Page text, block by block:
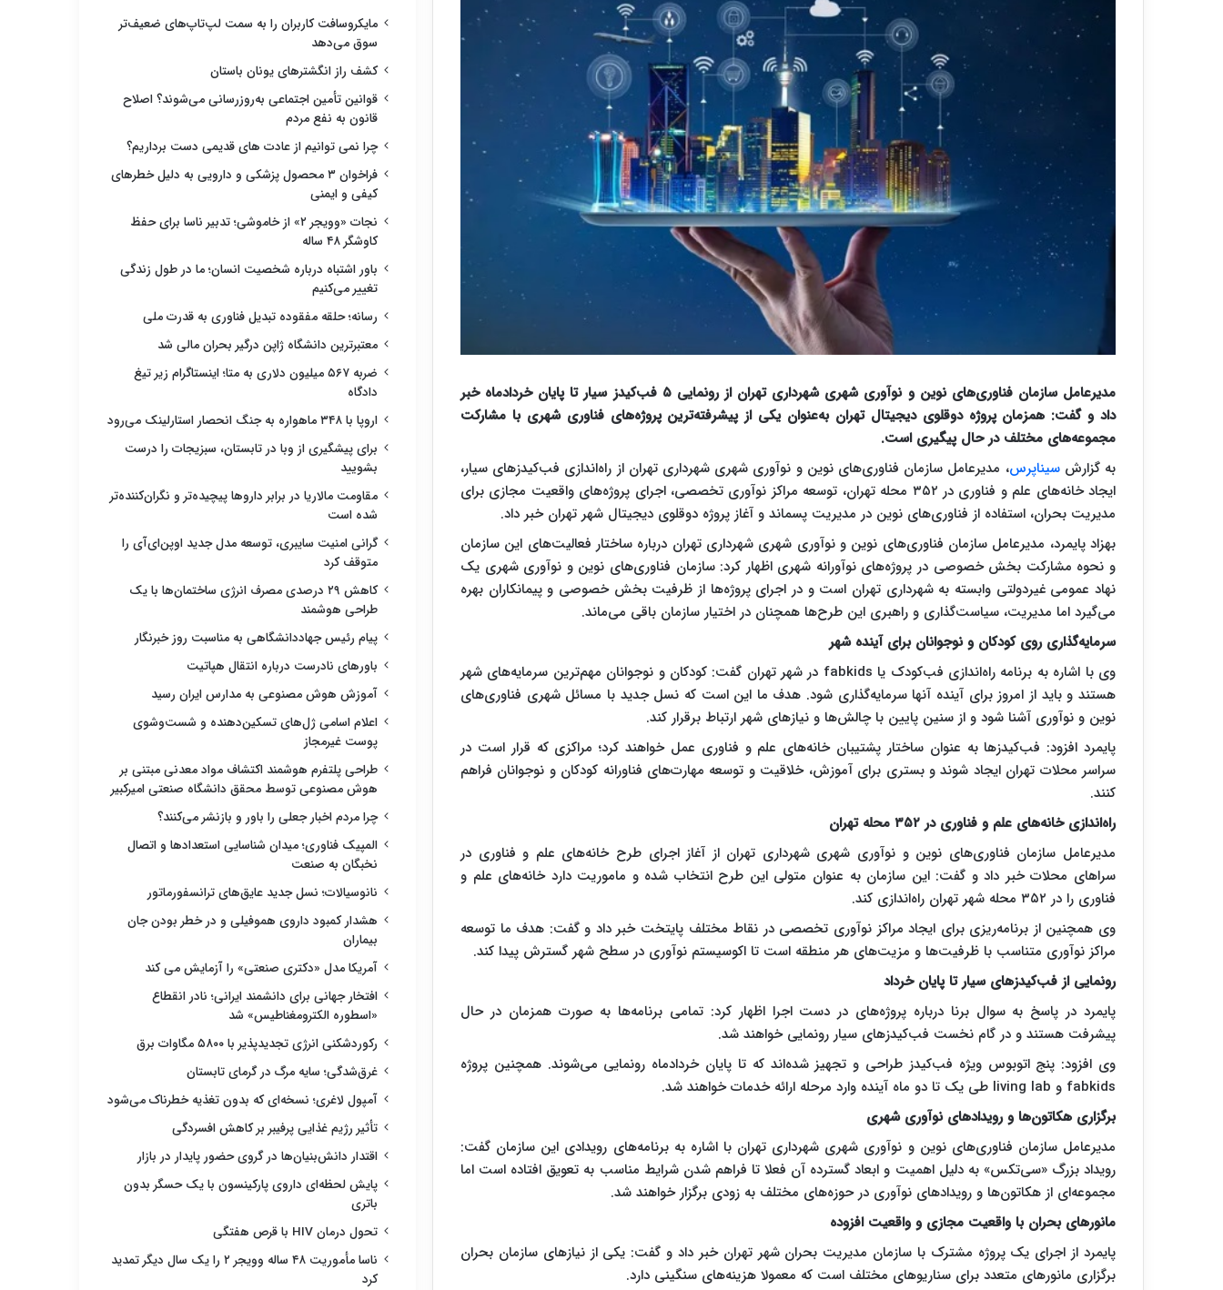
مدیرعامل سازمان فناوری‌های نوین و نوآوری شهری شهرداری تهران از رونمایی ۵ فب‌کیدز سیار تا پایان خردادماه خبر
داد و گفت: همزمان پروژه دوقلوی دیجیتال تهران به‌عنوان یکی از پیشرفته‌ترین پروژه‌های فناوری شهری با مشارکت
مجموعه‌های مختلف در حال پیگیری است.
به گزارشسیناپرس، مدیرعامل سازمان فناوری‌های نوین و نوآوری شهری شهرداری تهران از راه‌اندازی فب‌کیدز‌های سیار،
ایجاد خانه‌های علم و فناوری در ۳۵۲ محله تهران، توسعه مراکز نوآوری تخصصی، اجرای پروژه‌های واقعیت مجازی برای
مدیریت بحران، استفاده از فناوری‌های نوین در مدیریت پسماند و آغاز پروژه دوقلوی دیجیتال شهر تهران خبر داد.
بهزاد پایمرد، مدیرعامل سازمان فناوری‌های نوین و نوآوری شهری شهرداری تهران درباره ساختار فعالیت‌های این سازمان
و نحوه مشارکت بخش خصوصی در پروژه‌های نوآورانه شهری اظهار کرد: سازمان فناوری‌های نوین و نوآوری شهری یک
نهاد عمومی غیردولتی وابسته به شهرداری تهران است و در اجرای پروژه‌ها از ظرفیت بخش خصوصی و پیمانکاران بهره
می‌گیرد اما مدیریت، سیاست‌گذاری و راهبری این طرح‌ها همچنان در اختیار سازمان باقی می‌ماند.
سرمایه‌گذاری روی کودکان و نوجوانان برای آینده شهر
وی با اشاره به برنامه راه‌اندازی فب‌کودک یا fabkids در شهر تهران گفت: کودکان و نوجوانان مهم‌ترین سرمایه‌های شهر
هستند و باید از امروز برای آینده آنها سرمایه‌گذاری شود. هدف ما این است که نسل جدید با مسائل شهری فناوری‌های
نوین و نوآوری آشنا شود و از سنین پایین با چالش‌ها و نیاز‌های شهر ارتباط برقرار کند.
پایمرد افزود: فب‌کیدز‌ها به عنوان ساختار پشتیبان خانه‌های علم و فناوری عمل خواهند کرد؛ مراکزی که قرار است در
سراسر محلات تهران ایجاد شوند و بستری برای آموزش، خلاقیت و توسعه مهارت‌های فناورانه کودکان و نوجوانان فراهم
کنند.
راه‌اندازی خانه‌های علم و فناوری در ۳۵۲ محله تهران
مدیرعامل سازمان فناوری‌های نوین و نوآوری شهری شهرداری تهران از آغاز اجرای طرح خانه‌های علم و فناوری در
سرا‌های محلات خبر داد و گفت: این سازمان به عنوان متولی این طرح انتخاب شده و ماموریت دارد خانه‌های علم و
فناوری را در ۳۵۲ محله شهر تهران راه‌اندازی کند.
وی همچنین از برنامه‌ریزی برای ایجاد مراکز نوآوری تخصصی در نقاط مختلف پایتخت خبر داد و گفت: هدف ما توسعه
مراکز نوآوری متناسب با ظرفیت‌ها و مزیت‌های هر منطقه است تا اکوسیستم نوآوری در سطح شهر گسترش پیدا کند.
رونمایی از فب‌کیدز‌های سیار تا پایان خرداد
پایمرد در پاسخ به سوال برنا درباره پروژه‌های در دست اجرا اظهار کرد: تمامی برنامه‌ها به صورت همزمان در حال
پیشرفت هستند و در گام نخست فب‌کیدز‌های سیار رونمایی خواهند شد.
وی افزود: پنج اتوبوس ویژه فب‌کیدز طراحی و تجهیز شده‌اند که تا پایان خردادماه رونمایی می‌شوند. همچنین پروژه
fabkids و living lab طی یک تا دو ماه آینده وارد مرحله ارائه خدمات خواهند شد.
برگزاری هکاتون‌ها و رویداد‌های نوآوری شهری
مدیرعامل سازمان فناوری‌های نوین و نوآوری شهری شهرداری تهران با اشاره به برنامه‌های رویدادی این سازمان گفت:
رویداد بزرگ «سی‌تکس» به دلیل اهمیت و ابعاد گسترده آن فعلا تا فراهم شدن شرایط مناسب به تعویق افتاده است اما
مجموعه‌ای از هکاتون‌ها و رویداد‌های نوآوری در حوزه‌های مختلف به زودی برگزار خواهند شد.
مانور‌های بحران با واقعیت مجازی و واقعیت افزوده
پایمرد از اجرای یک پروژه مشترک با سازمان مدیریت بحران شهر تهران خبر داد و گفت: یکی از نیاز‌های سازمان بحران
برگزاری مانور‌های متعدد برای سناریو‌های مختلف است که معمولا هزینه‌های سنگینی دارد.
مایکروسافت کاربران را به سمت لپ‌تاپ‌های ضعیف‌تر
سوق می‌دهد
کشف راز انگشترهای یونان باستان
قوانین تأمین اجتماعی به‌روزرسانی می‌شوند؟ اصلاح
قانون به نفع مردم
چرا نمی توانیم از عادت های قدیمی دست برداریم؟
فراخوان ۳ محصول پزشکی و دارویی به دلیل خطرهای
کیفی و ایمنی
نجات «وویجر ۲» از خاموشی؛ تدبیر ناسا برای حفظ
کاوشگر ۴۸ ساله
باور اشتباه درباره شخصیت انسان؛ ما در طول زندگی
تغییر می‌کنیم
رسانه؛ حلقه مفقوده تبدیل فناوری به قدرت ملی
معتبرترین دانشگاه ژاپن درگیر بحران مالی شد
ضربه ۵۶۷ میلیون دلاری به متا؛ اینستاگرام زیر تیغ
دادگاه
اروپا با ۳۴۸ ماهواره به جنگ انحصار استارلینک می‌رود
برای پیشگیری از وبا در تابستان، سبزیجات را درست
بشویید
مقاومت مالاریا در برابر داروها پیچیده‌تر و نگران‌کننده‌تر
شده است
گرانی امنیت سایبری، توسعه مدل جدید اوپن‌ای‌آی را
متوقف کرد
کاهش ۲۹ درصدی مصرف انرژی ساختمان‌ها با یک
طراحی هوشمند
پیام رئیس جهاددانشگاهی به مناسبت روز خبرنگار
باورهای نادرست درباره انتقال هپاتیت
آموزش هوش مصنوعی به مدارس ایران رسید
اعلام اسامی ژل‌های تسکین‌دهنده و شست‌وشوی
پوست غیرمجاز
طراحی پلتفرم هوشمند اکتشاف مواد معدنی مبتنی بر
هوش مصنوعی توسط محقق دانشگاه صنعتی امیرکبیر
چرا مردم اخبار جعلی را باور و بازنشر می‌کنند؟
المپیک فناوری؛ میدان شناسایی استعدادها و اتصال
نخبگان به صنعت
نانوسیالات؛ نسل جدید عایق‌های ترانسفورماتور
هشدار کمبود داروی هموفیلی و در خطر بودن جان
بیماران
آمریکا مدل «دکتری صنعتی» را آزمایش می کند
افتخار جهانی برای دانشمند ایرانی؛ نادر انقطاع
«اسطوره الکترومغناطیس» شد
رکوردشکنی انرژی تجدیدپذیر با ۵۸۰۰ مگاوات برق
غرق‌شدگی؛ سایه مرگ در گرمای تابستان
آمپول لاغری؛ نسخه‌ای که بدون تغذیه خطرناک می‌شود
تأثیر رژیم غذایی پرفیبر بر کاهش افسردگی
اقتدار دانش‌بنیان‌ها در گروی حضور پایدار در بازار
پایش لحظه‌ای داروی پارکینسون با یک حسگر بدون
باتری
تحول درمان HIV با قرص هفتگی
ناسا مأموریت ۴۸ ساله وویجر ۲ را یک سال دیگر تمدید
کرد